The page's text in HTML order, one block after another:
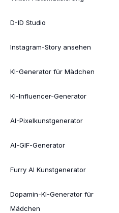
D-ID Studio
Instagram-Story ansehen
KI-Generator für Mädchen
KI-Influencer-Generator
AI-Pixelkunstgenerator
AI-GIF-Generator
Furry AI Kunstgenerator
Dopamin-KI-Generator für
Mädchen